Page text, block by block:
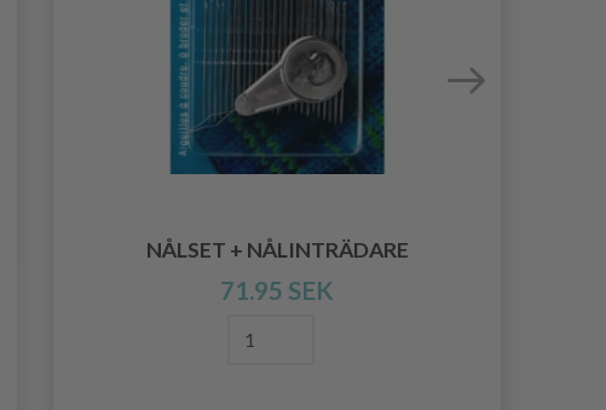
NÅLSET + NÅLINTRÄDARE
71.95 SEK